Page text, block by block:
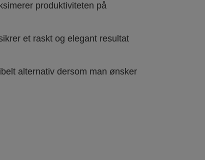
produktiviteten på
et raskt og elegant resultat
alternativ dersom man ønsker